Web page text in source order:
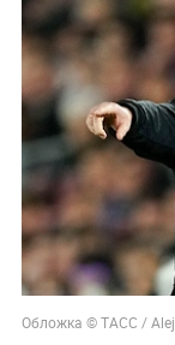
Обложка © ТАСС /